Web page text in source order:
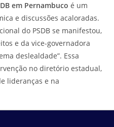
em Pernambuco é um
e discussões acaloradas.
do PSDB se manifestou,
e da vice-governadora
deslealdade”. Essa
no diretório estadual,
lideranças e na